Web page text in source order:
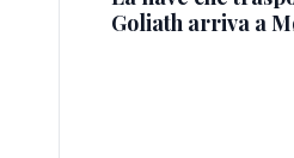
Goliath arriva a